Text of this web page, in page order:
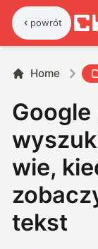
powrót
Home
Google
wie,
tekst